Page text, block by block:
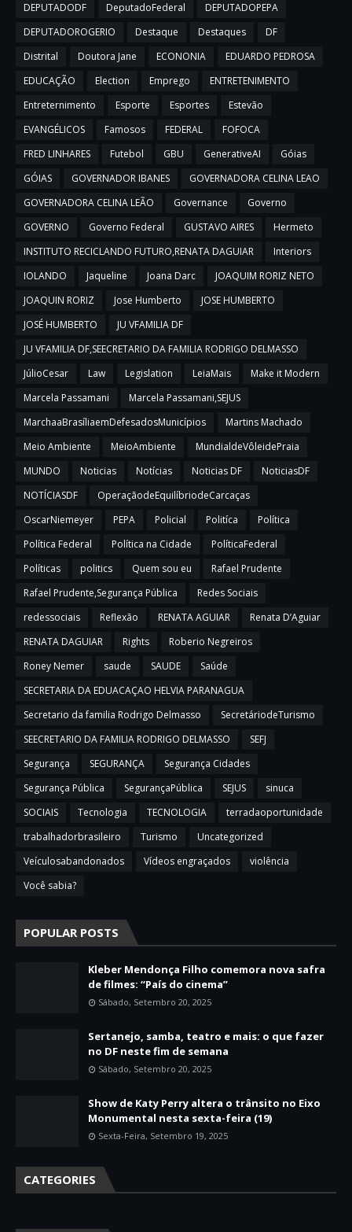
DEPUTADODF
DeputadoFederal
DEPUTADOPEPA
DEPUTADOROGERIO
Destaque Destaques
DF
Distrital
Doutora Jane ECONONIA
EDUARDO PEDROSA
EDUCAÇÃO
Election Emprego
ENTRETENIMENTO
Entreternimento
Esporte Esportes
Estevão
EVANGÉLICOS
Famosos FEDERAL
FOFOCA
FRED LINHARES
Futebol GBU GenerativeAI
Góias
GÓIAS
GOVERNADOR IBANES
GOVERNADORA CELINA LEAO
GOVERNADORA CELINA LEÃO
Governance
Governo
GOVERNO
Governo Federal GUSTAVO AIRES
Hermeto
INSTITUTO RECICLANDO FUTURO,RENATA DAGUIAR
Interiors
IOLANDO
Jaqueline Joana Darc
JOAQUIM RORIZ NETO
JOAQUIN RORIZ
Jose Humberto
JOSE HUMBERTO
JOSÉ HUMBERTO
JU VFAMILIA DF
JU VFAMILIA DF,SEECRETARIO DA FAMILIA RODRIGO DELMASSO
JúlioCesar
Law Legislation LeiaMais
Make it Modern
Marcela Passamani
Marcela Passamani,SEJUS
MarchaaBrasíliaemDefesadosMunicípios
Martins Machado
Meio Ambiente
MeioAmbiente
MundialdeVôleidePraia
MUNDO
Noticias Notícias Noticias DF
NoticiasDF
NOTÍCIASDF
OperaçãodeEquilíbriodeCarcaças
OscarNiemeyer
PEPA Policial Politíca
Política
Política Federal
Política na Cidade
PolíticaFederal
Políticas
politics Quem sou eu
Rafael Prudente
Rafael Prudente,Segurança Pública
Redes Sociais
redessociais
Reflexão RENATA AGUIAR
Renata D’Aguiar
RENATA DAGUIAR
Rights
Roberio Negreiros
Roney Nemer
saude SAUDE
Saúde
SECRETARIA DA EDUACAÇAO HELVIA PARANAGUA
Secretario da familia Rodrigo Delmasso
SecretáriodeTurismo
SEECRETARIO DA FAMILIA RODRIGO DELMASSO
SEFJ
Segurança
SEGURANÇA
Segurança Cidades
Segurança Pública
SegurançaPública SEJUS
sinuca
SOCIAIS
Tecnologia TECNOLOGIA
terradaoportunidade
trabalhadorbrasileiro
Turismo
Uncategorized
Veículosabandonados
Vídeos engraçados
violência
Você sabia?
POPULAR POSTS
Kleber Mendonça Filho comemora nova safra
de filmes: “País do cinema”
Sábado, Setembro 20, 2025
Sertanejo, samba, teatro e mais: o que fazer
no DF neste fim de semana
Sábado, Setembro 20, 2025
Show de Katy Perry altera o trânsito no Eixo
Monumental nesta sexta-feira (19)
Sexta-Feira, Setembro 19, 2025
CATEGORIES